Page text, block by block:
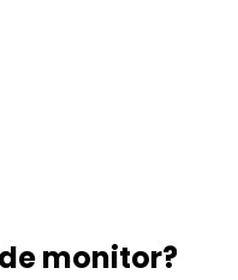
monitor?